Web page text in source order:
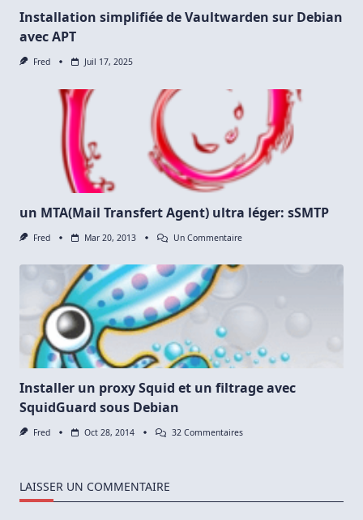
Installation simplifiée de Vaultwarden sur Debian
avec APT
Fred Juil 17, 2025
un MTA(Mail Transfert Agent) ultra léger: sSMTP
Fred Mar 20, 2013 Un CommentaireSur
Transfert
Installer un proxy Squid et un filtrage avec
SquidGuard sous Debian
Fred Oct 28, 2014 32 CommentairesSur
Un
LAISSER UN COMMENTAIRE